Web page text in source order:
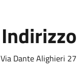
Indirizzo
Via Dante Alighieri 27